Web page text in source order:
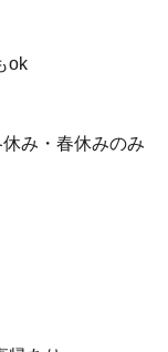
ok
み・春休みのみ